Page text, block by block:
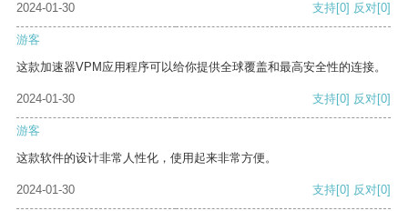
2024-01-30 支持[0] 反对[0]
游客
这款加速器VPM应用程序可以给你提供全球覆盖和最高安全性的连接。
2024-01-30 支持[0] 反对[0]
游客
这款软件的设计非常人性化，使用起来非常方便。
2024-01-30 支持[0] 反对[0]